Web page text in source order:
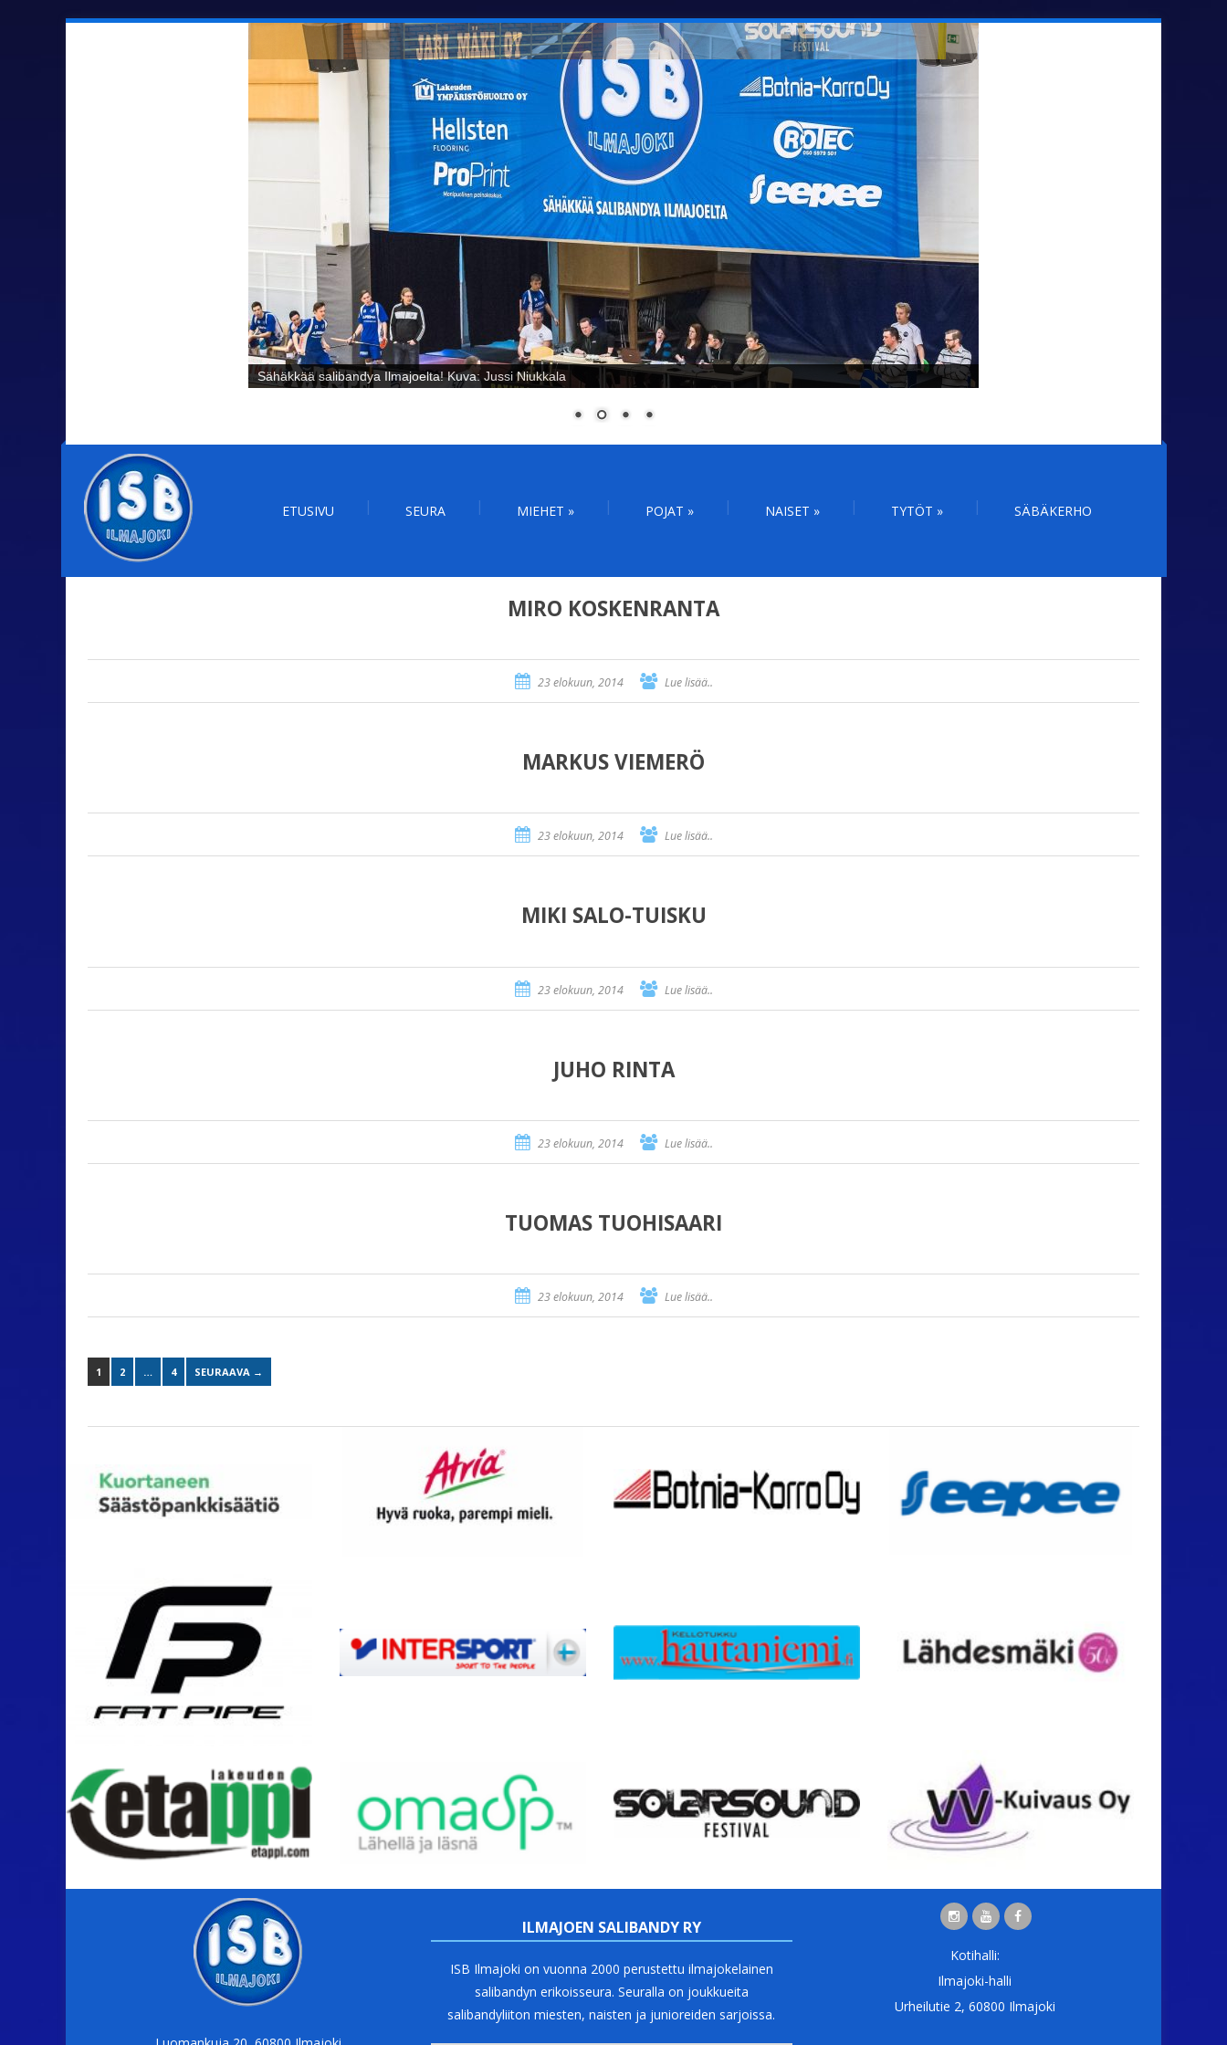
Sähäkkää salibandya Ilmajoelta! Kuva: Jussi Niukkala
ETUSIVU SEURA MIEHET » POJAT » NAISET » TYTÖT » SÄBÄKERHO
MIRO KOSKENRANTA
23 elokuun, 2014 Lue lisää..
MARKUS VIEMERÖ
23 elokuun, 2014 Lue lisää..
MIKI SALO-TUISKU
23 elokuun, 2014 Lue lisää..
JUHO RINTA
23 elokuun, 2014 Lue lisää..
TUOMAS TUOHISAARI
23 elokuun, 2014 Lue lisää..
1 2 … 4 SEURAAVA →
ILMAJOEN SALIBANDY RY
ISB Ilmajoki on vuonna 2000 perustettu ilmajokelainen
salibandyn erikoisseura. Seuralla on joukkueita
salibandyliiton miesten, naisten ja junioreiden sarjoissa.
Kotihalli:
Ilmajoki-halli
Urheilutie 2, 60800 Ilmajoki